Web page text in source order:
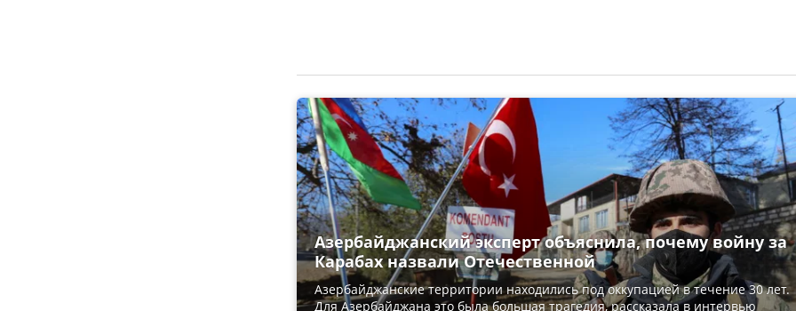
Азербайджанский эксперт объяснила, почему войну за
Карабах назвали Отечественной
Азербайджанские территории находились под оккупацией в течение 30 лет.
Для Азербайджана это была большая трагедия, рассказала в интервью